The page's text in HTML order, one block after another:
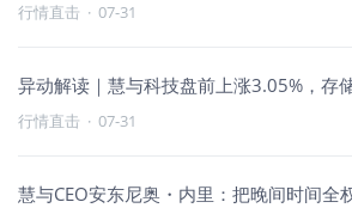
行情直击 · 07-31
异动解读｜慧与科技盘前上涨3.05%，存
行情直击 · 07-31
慧与CEO安东尼奥・内里：把晚间时间全